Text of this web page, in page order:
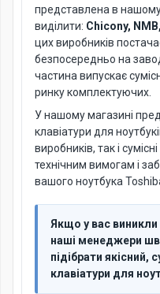
представлена в
виділити: Chicony,
цих виробників
безпосередньо на
частина випускає
ринку комплектуючих.
У нашому магазині
клавіатури для
виробників, так і
технічним вимогам і
вашого ноутбука
Якщо у вас
наші менеджери
підібрати якісний,
клавіатури для